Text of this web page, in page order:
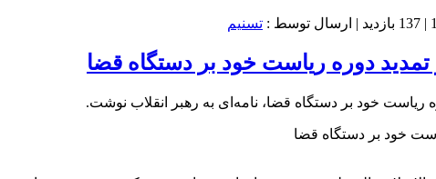
137 بازدید | ارسال توسط : تسنیم
تمدید دوره ریاست خود بر دستگاه قضا
ریاست خود بر دستگاه قضا، نامه‌ای به رهبر انقلاب نوشت.